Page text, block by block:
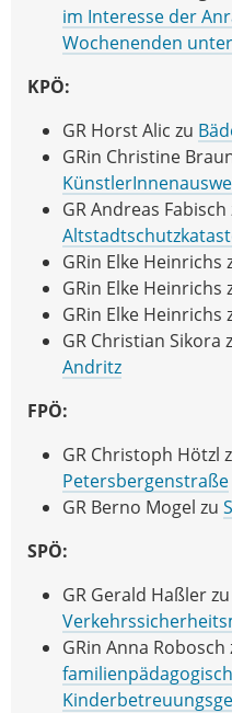
im Interesse der
Wochenenden
KPÖ:
GR Horst Alic zu
GRin Christine
GR Andreas Fabisch
GRin Elke Heinrichs
GRin Elke Heinrichs
GRin Elke Heinrichs
GR Christian Sikora
Andritz
FPÖ:
GR Christoph Hötzl
Petersbergenstraße
GR Berno Mogel zu
SPÖ:
GR Gerald Haßler zu
GRin Anna Robosch